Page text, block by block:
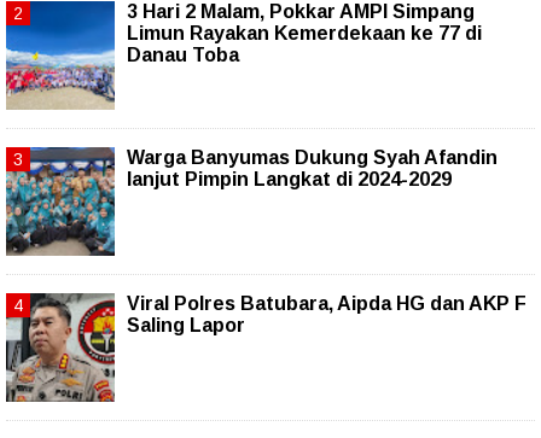
3 Hari 2 Malam, Pokkar AMPI Simpang
Limun Rayakan Kemerdekaan ke 77 di
Danau Toba
Warga Banyumas Dukung Syah Afandin
lanjut Pimpin Langkat di 2024-2029
Viral Polres Batubara, Aipda HG dan AKP F
Saling Lapor